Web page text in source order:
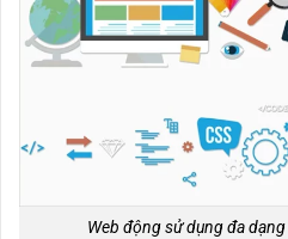
Web động sử dụng đa